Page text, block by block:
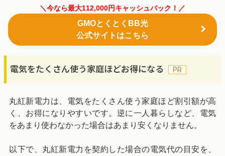
＼今なら最大112,000円キャッシュバック！／
GMOとくとくBB光
公式サイトはこちら
電気をたくさん使う家庭ほどお得になる
丸紅新電力は、電気をたくさん使う家庭ほど割引額が高
く、お得になりやすいです。逆に一人暮らしなど、電気
をあまり使わなかった場合はあまり安くなりません。
以下で、丸紅新電力を契約した場合の電気代の目安を、